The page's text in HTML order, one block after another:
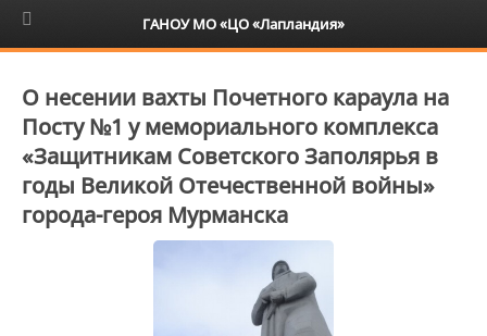
6+
О несении вахты Почетного караула на
Посту №1 у мемориального комплекса
«Защитникам Советского Заполярья в
годы Великой Отечественной войны»
города-героя Мурманска
ГАНОУ МО «ЦО «Лапландия»